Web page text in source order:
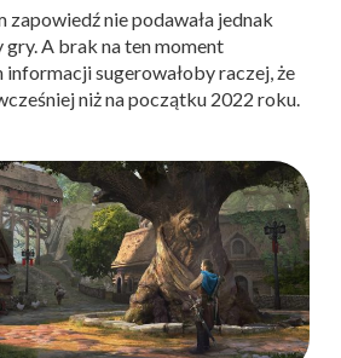
zapowiedź nie podawała jednak
A brak na ten moment
sugerowałoby raczej, że
niż na początku 2022 roku.